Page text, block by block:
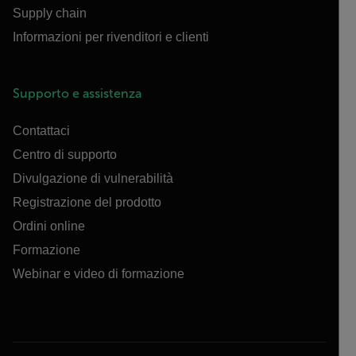
Supply chain
Informazioni per rivenditori e clienti
Supporto e assistenza
Contattaci
Centro di supporto
Divulgazione di vulnerabilità
Registrazione del prodotto
Ordini online
Formazione
Webinar e video di formazione